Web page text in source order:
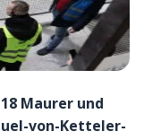
Maurer und
von-Ketteler-